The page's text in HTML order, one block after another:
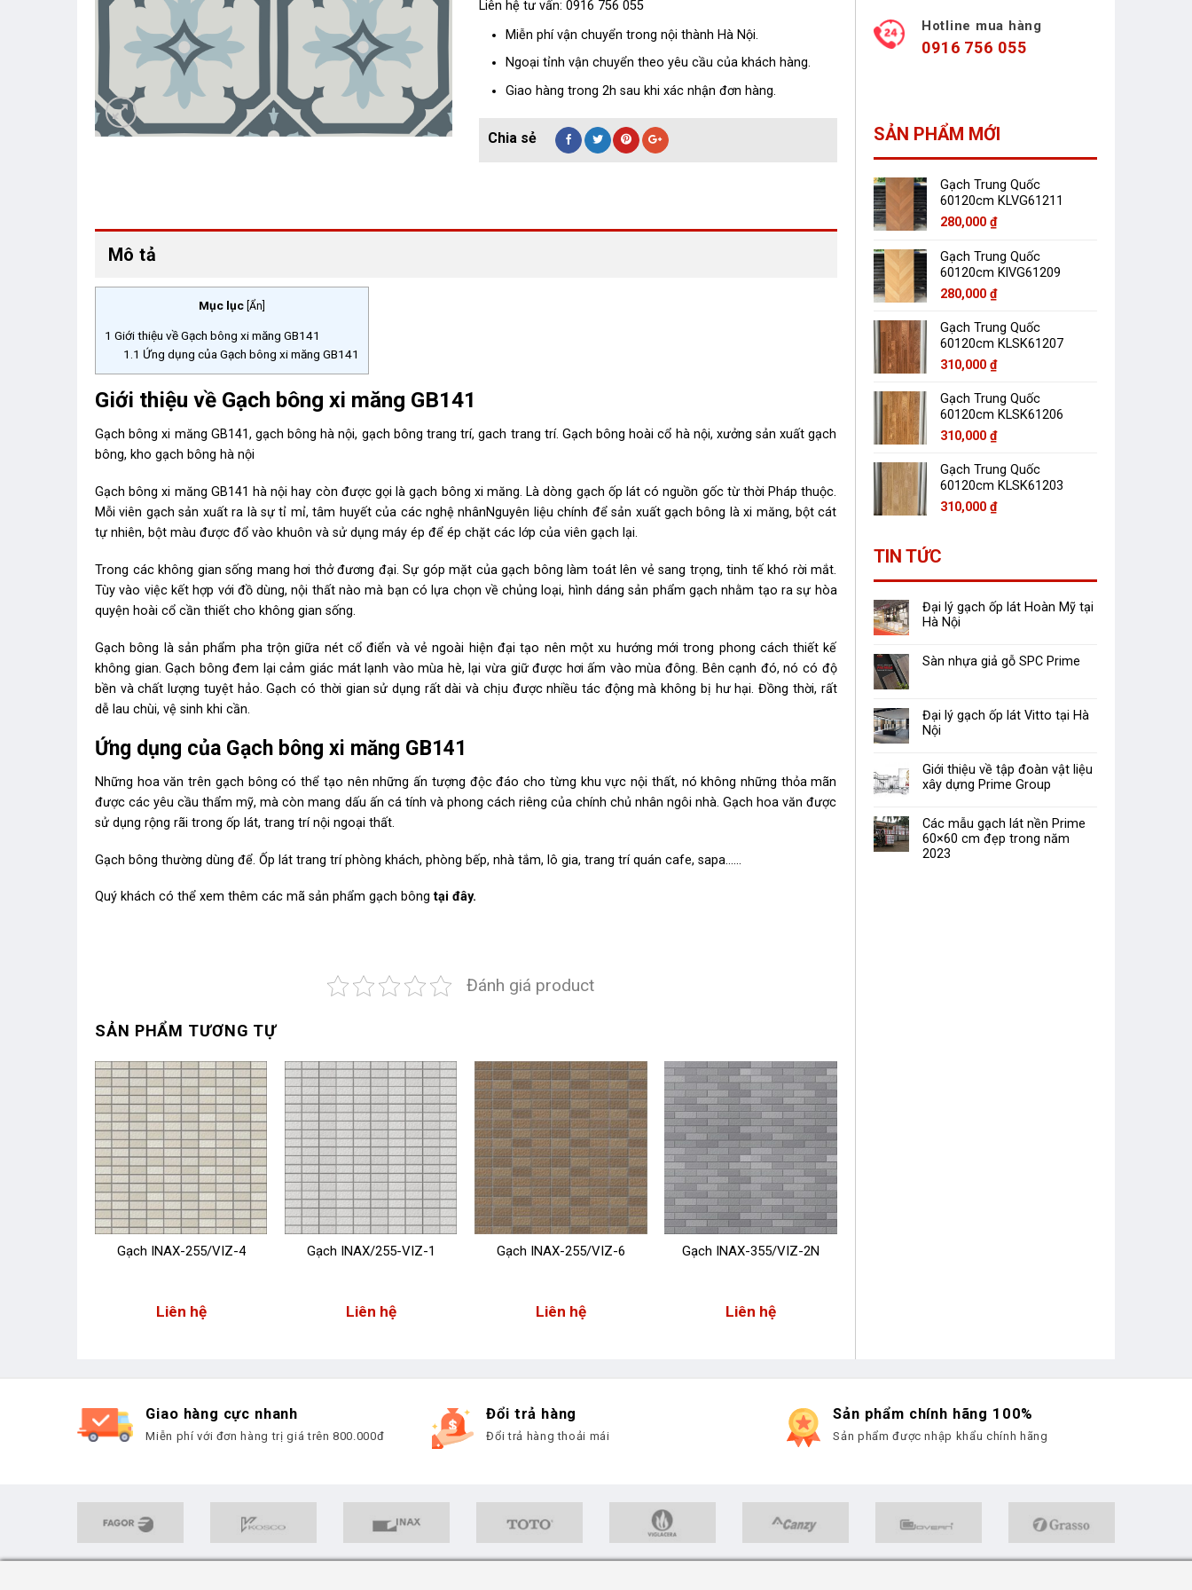
Liên hệ tư vấn: 0916 756 055
Miễn phí vận chuyển trong nội thành Hà Nội.
Ngoại tỉnh vận chuyển theo yêu cầu của khách hàng.
Giao hàng trong 2h sau khi xác nhận đơn hàng.
Mô tả
Mục lục Ẩn
1 Giới thiệu về Gạch bông xi măng GB141
1.1 Ứng dụng của Gạch bông xi măng GB141
Giới thiệu về Gạch bông xi măng GB141
Gạch bông xi măng GB141, gạch bông hà nội, gạch bông trang trí, gach trang trí. Gạch bông hoài cổ hà nội, xưởng sản xuất gạch
bông, kho gạch bông hà nội
Gạch bông xi măng GB141 hà nội hay còn được gọi là gạch bông xi măng. Là dòng gạch ốp lát có nguồn gốc từ thời Pháp thuộc.
Mỗi viên gạch sản xuất ra là sự tỉ mỉ, tâm huyết của các nghệ nhânNguyên liệu chính để sản xuất gạch bông là xi măng, bột cát
tự nhiên, bột màu được đổ vào khuôn và sử dụng máy ép để ép chặt các lớp của viên gạch lại.
Trong các không gian sống mang hơi thở đương đại. Sự góp mặt của gạch bông làm toát lên vẻ sang trọng, tinh tế khó rời mắt.
Tùy vào việc kết hợp với đồ dùng, nội thất nào mà bạn có lựa chọn về chủng loại, hình dáng sản phẩm gạch nhằm tạo ra sự hòa
quyện hoài cổ cần thiết cho không gian sống.
Gạch bông là sản phẩm pha trộn giữa nét cổ điển và vẻ ngoài hiện đại tạo nên một xu hướng mới trong phong cách thiết kế
không gian. Gạch bông đem lại cảm giác mát lạnh vào mùa hè, lại vừa giữ được hơi ấm vào mùa đông. Bên cạnh đó, nó có độ
bền và chất lượng tuyệt hảo. Gạch có thời gian sử dụng rất dài và chịu được nhiều tác động mà không bị hư hại. Đồng thời, rất
dễ lau chùi, vệ sinh khi cần.
Ứng dụng của Gạch bông xi măng GB141
Những hoa văn trên gạch bông có thể tạo nên những ấn tượng độc đáo cho từng khu vực nội thất, nó không những thỏa mãn
được các yêu cầu thẩm mỹ, mà còn mang dấu ấn cá tính và phong cách riêng của chính chủ nhân ngôi nhà. Gạch hoa văn được
sử dụng rộng rãi trong ốp lát, trang trí nội ngoại thất.
Gạch bông thường dùng để. Ốp lát trang trí phòng khách, phòng bếp, nhà tắm, lô gia, trang trí quán cafe, sapa……
Quý khách có thể xem thêm các mã sản phẩm gạch bông tại đây.
Đánh giá product
SẢN PHẨM TƯƠNG TỰ
Gạch INAX-255/VIZ-4
Liên hệ
Gạch INAX/255-VIZ-1
Liên hệ
Gạch INAX-255/VIZ-6
Liên hệ
Gạch INAX-355/VIZ-2N
Liên hệ
Hotline mua hàng
0916 756 055
SẢN PHẨM MỚI
Gạch Trung Quốc
60120cm KLVG61211
280,000 ₫
Gạch Trung Quốc
60120cm KlVG61209
280,000 ₫
Gạch Trung Quốc
60120cm KLSK61207
310,000 ₫
Gạch Trung Quốc
60120cm KLSK61206
310,000 ₫
Gạch Trung Quốc
60120cm KLSK61203
310,000 ₫
TIN TỨC
Đại lý gạch ốp lát Hoàn Mỹ tại
Hà Nội
Sàn nhựa giả gỗ SPC Prime
Đại lý gạch ốp lát Vitto tại Hà
Nội
Giới thiệu về tập đoàn vật liệu
xây dựng Prime Group
Các mẫu gạch lát nền Prime
60×60 cm đẹp trong năm
2023
Giao hàng cực nhanh
Miễn phí với đơn hàng trị giá trên 800.000đ
Đổi trả hàng
Đổi trả hàng thoải mái
Sản phẩm chính hãng 100%
Sản phẩm được nhập khẩu chính hãng